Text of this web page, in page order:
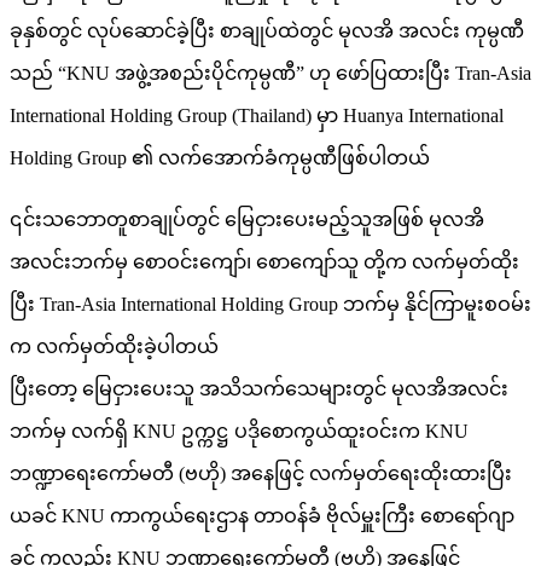
ခုနှစ်တွင် လုပ်ဆောင်ခဲ့ပြီး စာချုပ်ထဲတွင် မုလအိ အလင်း ကုမ္ပဏီ
သည် “KNU အဖွဲ့အစည်းပိုင်ကုမ္ပဏီ” ဟု ဖော်ပြထားပြီး Tran-Asia
International Holding Group (Thailand) မှာ Huanya International
Holding Group ၏ လက်အောက်ခံကုမ္ပဏီဖြစ်ပါတယ်
၎င်းသဘောတူစာချုပ်တွင် မြေငှားပေးမည့်သူအဖြစ် မုလအိ
အလင်းဘက်မှ စောဝင်းကျော်၊ စောကျော်သူ တို့က လက်မှတ်ထိုး
ပြီး Tran-Asia International Holding Group ဘက်မှ နိုင်ကြာမူးစဝမ်း
က လက်မှတ်ထိုးခဲ့ပါတယ်
ပြီးတော့ မြေငှားပေးသူ အသိသက်သေများတွင် မုလအိအလင်း
ဘက်မှ လက်ရှိ KNU ဥက္ကဋ္ဌ ပဒိုစောကွယ်ထူးဝင်းက KNU
ဘဏ္ဍာရေးကော်မတီ (ဗဟို) အနေဖြင့် လက်မှတ်ရေးထိုးထားပြီး
ယခင် KNU ကာကွယ်ရေးဌာန တာဝန်ခံ ဗိုလ်မှူးကြီး စောရော်ဂျာ
ခင် ကလည်း KNU ဘဏ္ဍာရေးကော်မတီ (ဗဟို) အနေဖြင့်